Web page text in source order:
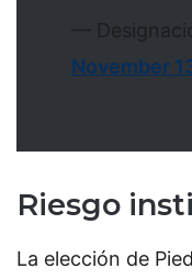
—
November
Riesgo
La elección de